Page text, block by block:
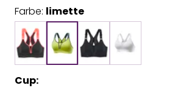
Farbe: limette
Cup: